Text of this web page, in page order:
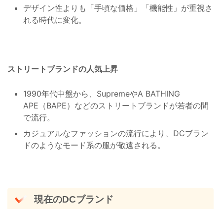
デザイン性よりも「手頃な価格」「機能性」が重視さ
れる時代に変化。
ストリートブランドの人気上昇
1990年代中盤から、SupremeやA BATHING
APE（BAPE）などのストリートブランドが若者の間
で流行。
カジュアルなファッションの流行により、DCブラン
ドのようなモード系の服が敬遠される。
現在のDCブランド